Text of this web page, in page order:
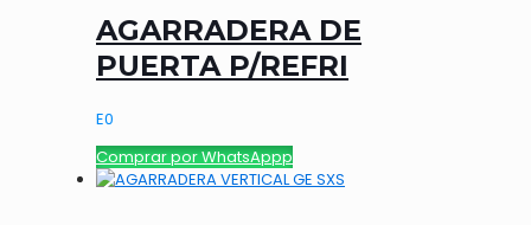
AGARRADERA DE
PUERTA P/REFRI
E0
Comprar por WhatsAppp